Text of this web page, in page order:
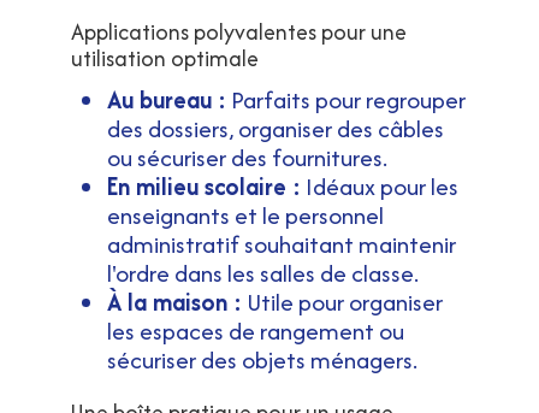
Applications polyvalentes pour une
utilisation optimale
Au bureau : Parfaits pour regrouper
des dossiers, organiser des câbles
ou sécuriser des fournitures.
En milieu scolaire : Idéaux pour les
enseignants et le personnel
administratif souhaitant maintenir
l'ordre dans les salles de classe.
À la maison : Utile pour organiser
les espaces de rangement ou
sécuriser des objets ménagers.